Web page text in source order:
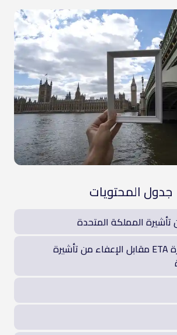
جدول المحتويات
تأشيرة المملكة المتحدة
الإعفاء من تأشيرة ETA مقابل الإعفاء من تأشيرة